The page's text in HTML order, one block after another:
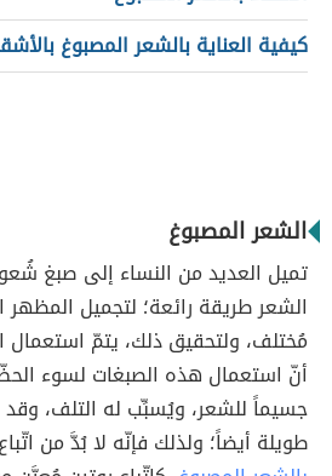
كيفية العناية بالشعر المصبوغ
الشعر المصبوغ
تميل العديد من النساء إلى صبغ
الشعر طريقة رائعة؛ لتجميل
مُختلف، ولتحقيق ذلك، يتمّ استعمال
أنّ استعمال هذه الصبغات لسوء
جسيماً للشعر، ويُسبِّب له التلف، وقد
طويلة أيضاً؛ ولذلك فإنّه لا بُدَّ من